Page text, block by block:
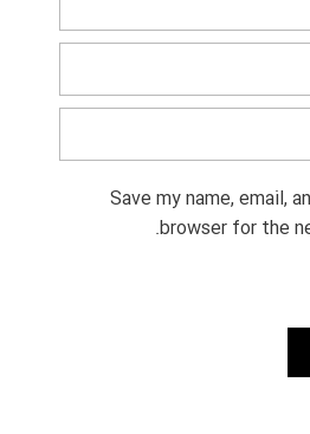
Save my name, email,
browser for the